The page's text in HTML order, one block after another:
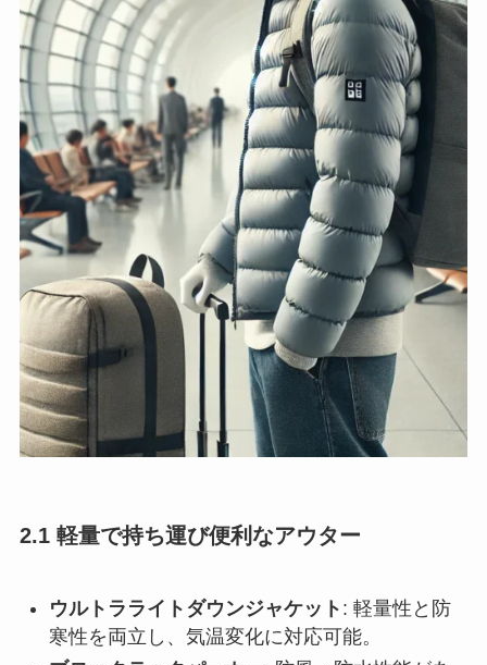
2.1 軽量で持ち運び便利なアウター
ウルトラライトダウンジャケット : 軽量性と防
寒性を両立し、気温変化に対応可能。